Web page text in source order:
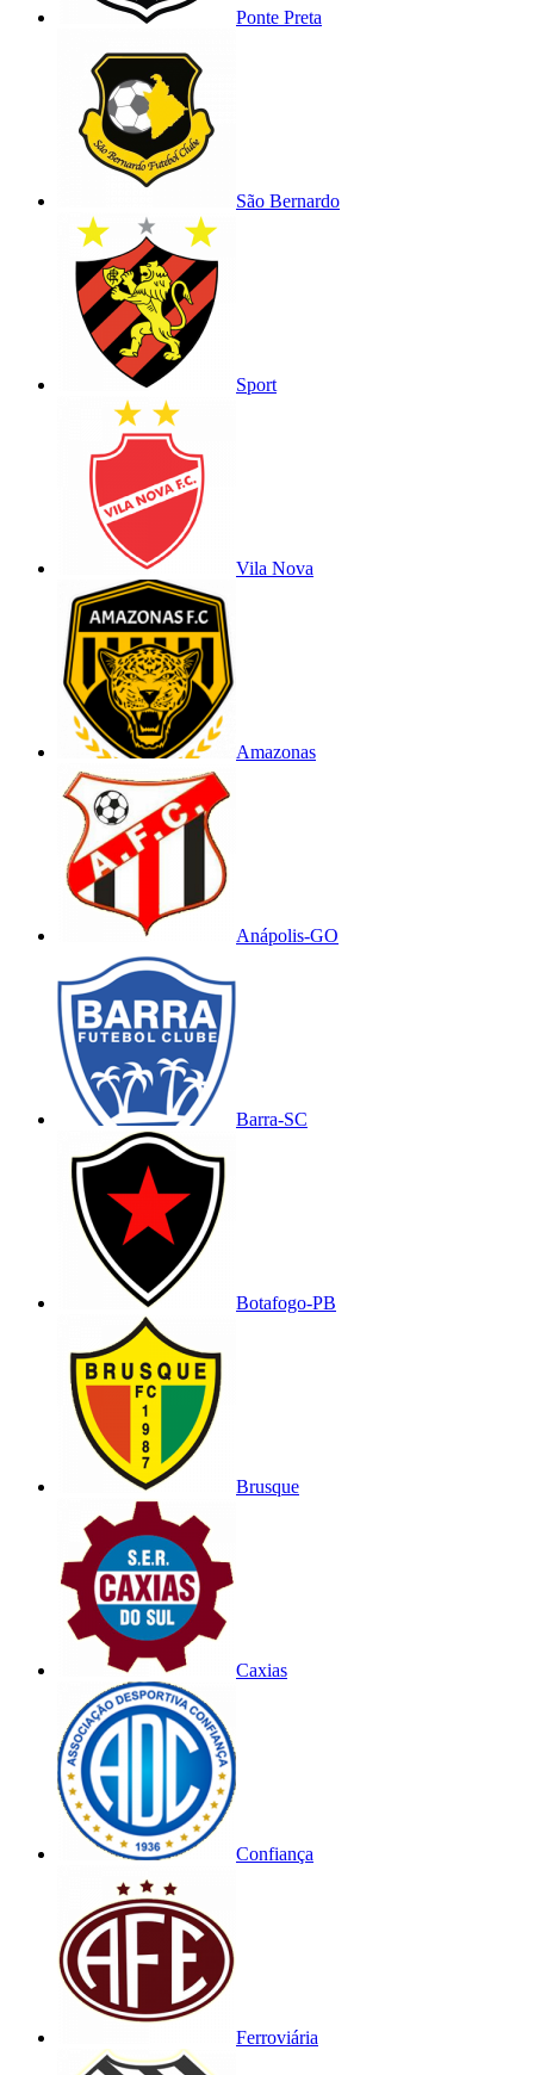
Ponte Preta
São Bernardo
Sport
Vila Nova
Amazonas
Anápolis-GO
Barra-SC
Botafogo-PB
Brusque
Caxias
Confiança
Ferroviária